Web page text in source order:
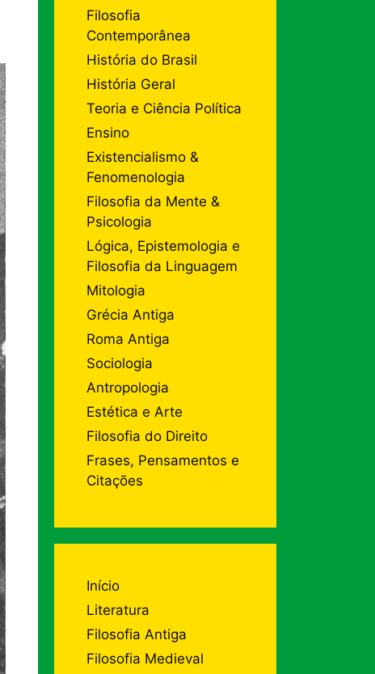
Filosofia
Contemporânea
História do Brasil
História Geral
Teoria e Ciência Política
Ensino
Existencialismo &
Fenomenologia
Filosofia da Mente &
Psicologia
Lógica, Epistemologia e
Filosofia da Linguagem
Mitologia
Grécia Antiga
Roma Antiga
Sociologia
Antropologia
Estética e Arte
Filosofia do Direito
Frases, Pensamentos e
Citações
Início
Literatura
Filosofia Antiga
Filosofia Medieval